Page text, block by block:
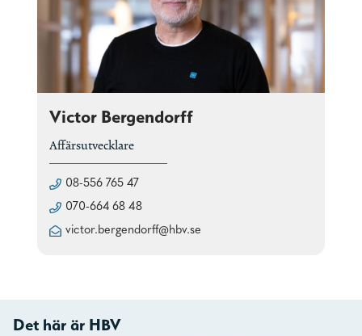
Victor Bergendorff
Affärsutvecklare
08-556 765 47
070-664 68 48
victor.bergendorff@hbv.se
Det här är HBV